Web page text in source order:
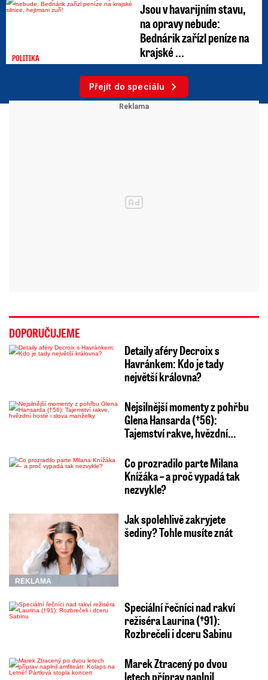
POLITIKA
Jsou v havarijním stavu,
na opravy nebude:
Bednárik zařízl peníze na
krajské ...
Přejít do speciálu
DOPORUČUJEME
Detaily aféry Decroix s
Havránkem: Kdo je tady
největší královna?
Nejsilnější momenty z pohřbu
Glena Hansarda (†56):
Tajemství rakve, hvězdní…
Co prozradilo parte Milana
Knížáka – a proč vypadá tak
nezvykle?
REKLAMA
Jak spolehlivě zakryjete
šediny? Tohle musíte znát
Speciální řečníci nad rakví
režiséra Laurina (†91):
Rozbrečeli i dceru Sabinu
Marek Ztracený po dvou
letech příprav naplnil